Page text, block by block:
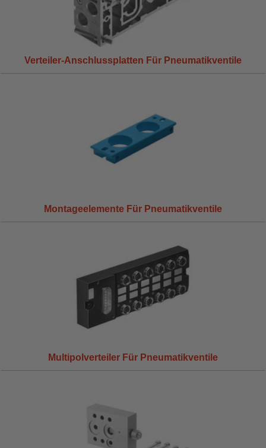
Verteiler-Anschlussplatten Für Pneumatikventile
Montageelemente Für Pneumatikventile
Multipolverteiler Für Pneumatikventile